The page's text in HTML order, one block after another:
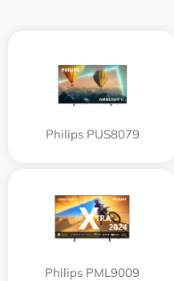
Philips PUS8079
Philips PML9009